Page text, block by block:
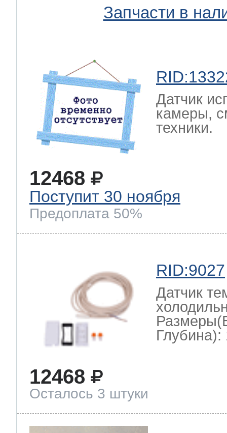
Запчасти в
Датчик
камеры,
техники.
12468
Поступит 30 ноября
Предоплата 50%
RID:9027
Датчик
Глубина):
12468
Осталось 3 штуки